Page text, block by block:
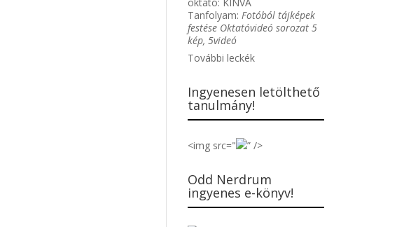
Tanfolyam:Fotóból tájképek
festése Oktatóvideó sorozat 5
kép, 5videó
További leckék
Ingyenesen letölthető
tanulmány!
<img src=" ” />
Odd Nerdrum
ingyenes e-könyv!